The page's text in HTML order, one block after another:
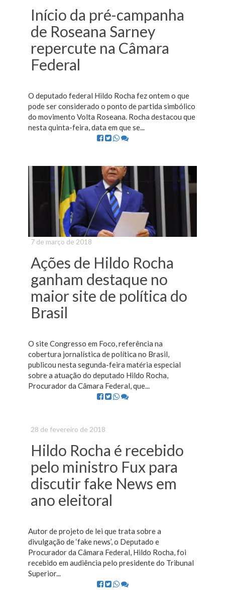
Início da pré-campanha
de Roseana Sarney
repercute na Câmara
Federal
O deputado federal Hildo Rocha fez ontem o que
pode ser considerado o ponto de partida simbólico
do movimento Volta Roseana. Rocha destacou que
nesta quinta-feira, data em que se...
7 de março de 2018
Ações de Hildo Rocha
ganham destaque no
maior site de política do
Brasil
O site Congresso em Foco, referência na
cobertura jornalística de política no Brasil,
publicou nesta segunda-feira matéria especial
sobre a atuação do deputado Hildo Rocha,
Procurador da Câmara Federal, que...
28 de fevereiro de 2018
Hildo Rocha é recebido
pelo ministro Fux para
discutir fake News em
ano eleitoral
Autor de projeto de lei que trata sobre a
divulgação de ‘fake news’, o Deputado e
Procurador da Câmara Federal, Hildo Rocha, foi
recebido em audiência pelo presidente do Tribunal
Superior...